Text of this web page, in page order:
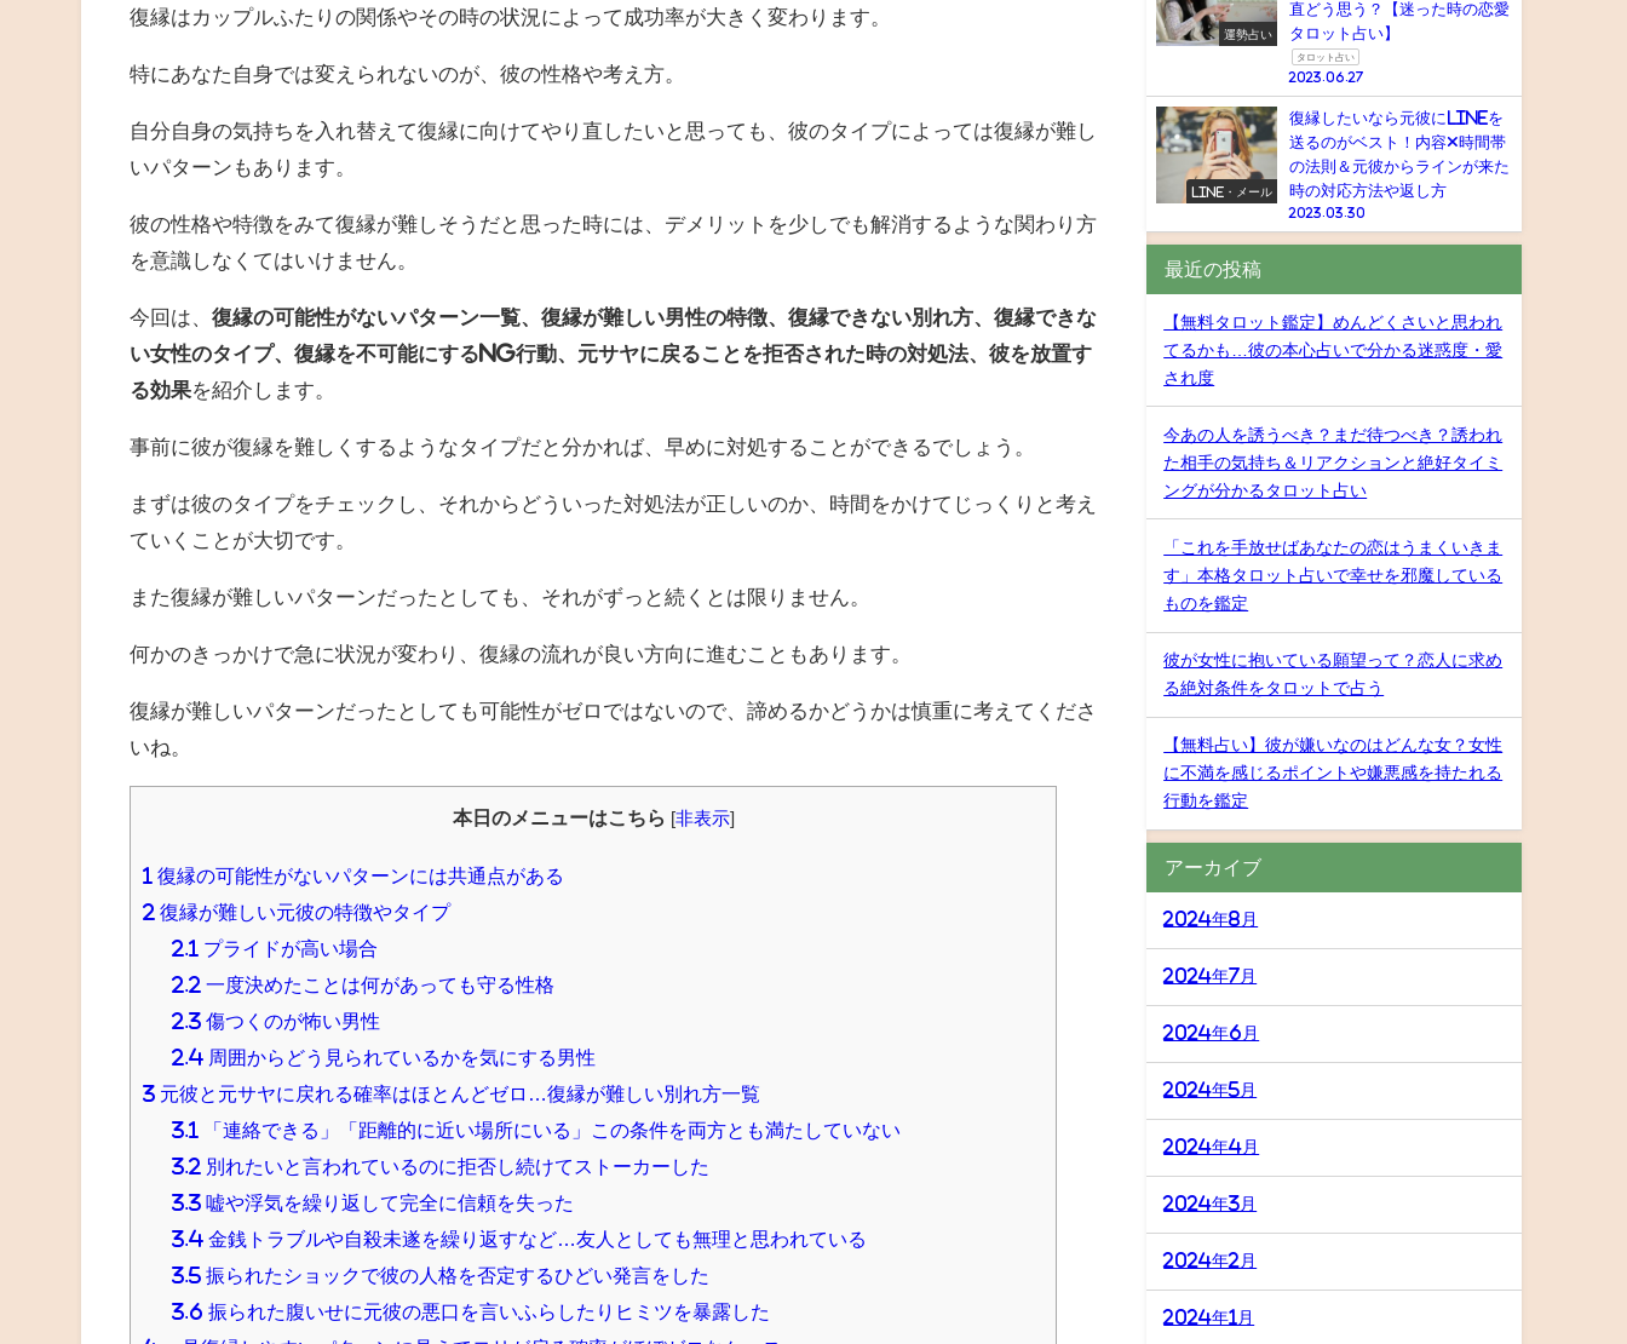
復縁はカップルふたりの関係やその時の状況によって成功率が大きく変わります。
特にあなた自身では変えられないのが、彼の性格や考え方。
自分自身の気持ちを入れ替えて復縁に向けてやり直したいと思っても、彼のタイプによっては復縁が難し
いパターンもあります。
彼の性格や特徴をみて復縁が難しそうだと思った時には、デメリットを少しでも解消するような関わり方
を意識しなくてはいけません。
今回は、復縁の可能性がないパターン一覧、復縁が難しい男性の特徴、復縁できない別れ方、復縁できな
い女性のタイプ、復縁を不可能にするNG行動、元サヤに戻ることを拒否された時の対処法、彼を放置す
る効果を紹介します。
事前に彼が復縁を難しくするようなタイプだと分かれば、早めに対処することができるでしょう。
まずは彼のタイプをチェックし、それからどういった対処法が正しいのか、時間をかけてじっくりと考え
ていくことが大切です。
また復縁が難しいパターンだったとしても、それがずっと続くとは限りません。
何かのきっかけで急に状況が変わり、復縁の流れが良い方向に進むこともあります。
復縁が難しいパターンだったとしても可能性がゼロではないので、諦めるかどうかは慎重に考えてくださ
いね。
本日のメニューはこちら 非表示]
1 復縁の可能性がないパターンには共通点がある
2 復縁が難しい元彼の特徴やタイプ
2.1 プライドが高い場合
2.2 一度決めたことは何があっても守る性格
2.3 傷つくのが怖い男性
2.4 周囲からどう見られているかを気にする男性
3 元彼と元サヤに戻れる確率はほとんどゼロ…復縁が難しい別れ方一覧
3.1
「連絡できる」「距離的に近い場所にいる」この条件を両方とも満たしていない
3.2 別れたいと言われているのに拒否し続けてストーカーした
3.3 嘘や浮気を繰り返して完全に信頼を失った
3.4 金銭トラブルや自殺未遂を繰り返すなど…友人としても無理と思われている
3.5 振られたショックで彼の人格を否定するひどい発言をした
3.6 振られた腹いせに元彼の悪口を言いふらしたりヒミツを暴露した
運勢占い
直どう思う？【迷った時の恋愛
タロット占い】
タロット占い
2023.06.27
LINE・メール
復縁したいなら元彼にlineを
送るのがベスト！内容×時間帯
の法則＆元彼からラインが来た
時の対応方法や返し方
2023.03.30
最近の投稿
【無料タロット鑑定】めんどくさいと思われ
てるかも…彼の本心占いで分かる迷惑度・愛
され度
今あの人を誘うべき？まだ待つべき？誘われ
た相手の気持ち＆リアクションと絶好タイミ
ングが分かるタロット占い
「これを手放せばあなたの恋はうまくいきま
す」本格タロット占いで幸せを邪魔している
ものを鑑定
彼が女性に抱いている願望って？恋人に求め
る絶対条件をタロットで占う
【無料占い】彼が嫌いなのはどんな女？女性
に不満を感じるポイントや嫌悪感を持たれる
行動を鑑定
アーカイブ
2024年8月
2024年7月
2024年6月
2024年5月
2024年4月
2024年3月
2024年2月
2024年1月